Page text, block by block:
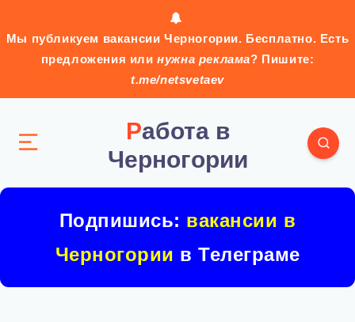
Мы публикуем вакансии Черногории. Бесплатно. Есть
предложения илинужна реклама? Пишите:
t.me/netsvetaev
Работа в
Черногории
Подпишись: вакансии в
Черногории в Телеграме